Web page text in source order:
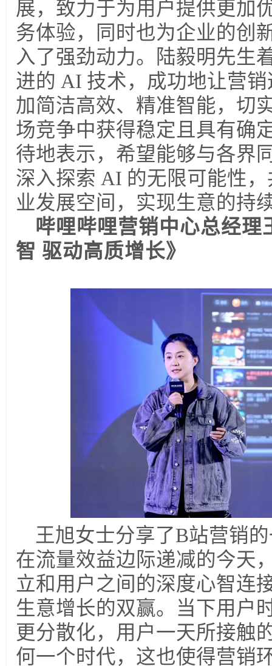
展，致力于为用户提供更加
务体验，同时也为企业的创
入了强劲动力。陆毅明先生
进的 AI 技术，成功地让营
加简洁高效、精准智能，切
场竞争中获得稳定且具有确
待地表示，希望能够与各界
深入探索 AI 的无限可能性
业发展空间，实现生意的持
哔哩哔哩营销中心总经理
智 驱动高质增长》
王旭女士分享了B站营销
在流量效益边际递减的今天
立和用户之间的深度心智连
生意增长的双赢。当下用户
更分散化，用户一天所接触
何一个时代，这也使得营销